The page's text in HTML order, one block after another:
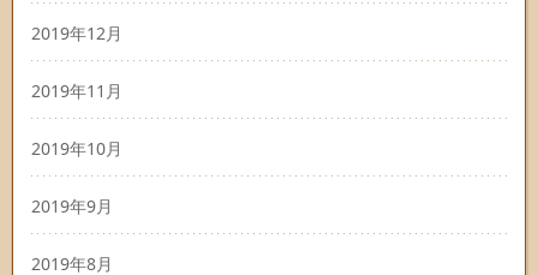
2019年12月
2019年11月
2019年10月
2019年9月
2019年8月